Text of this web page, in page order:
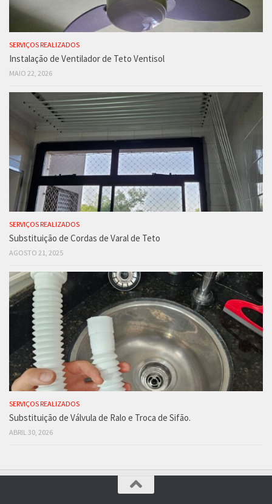
SERVIÇOS REALIZADOS
Instalação de Ventilador de Teto Ventisol
MAIO 22, 2026
SERVIÇOS REALIZADOS
Substituição de Cordas de Varal de Teto
AGOSTO 21, 2025
SERVIÇOS REALIZADOS
Substituição de Válvula de Ralo e Troca de Sifão.
ABRIL 30, 2026